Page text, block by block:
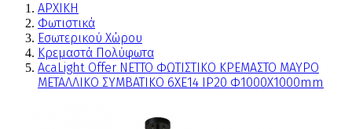
ΑΡΧΙΚΗ
Φωτιστικά
Εσωτερικού Χώρου
Κρεμαστά Πολύφωτα
AcaLight Offer NETTO ΦΩΤΙΣΤΙΚΟ ΚΡΕΜΑΣΤΟ ΜΑΥΡΟ
ΜΕΤΑΛΛΙΚΟ ΣΥΜΒΑΤΙΚΟ 6ΧΕ14 IP20 Φ1000Χ1000mm